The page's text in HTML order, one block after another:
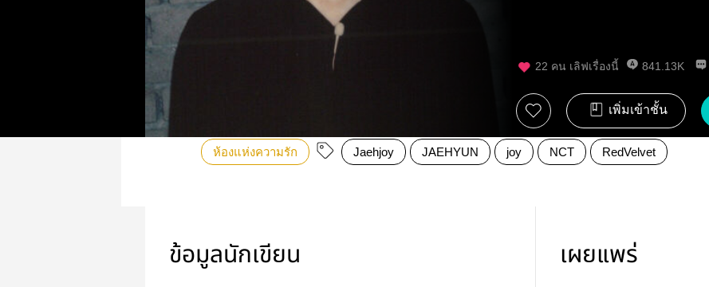
22 คน เลิฟเรื่องนี้ 841.13K
เพิ่มเข้าชั้น
ห้องแห่งความรัก Jaehjoy JAEHYUN joy NCT RedVelvet
ข้อมูลนักเขียน เผยแพร่